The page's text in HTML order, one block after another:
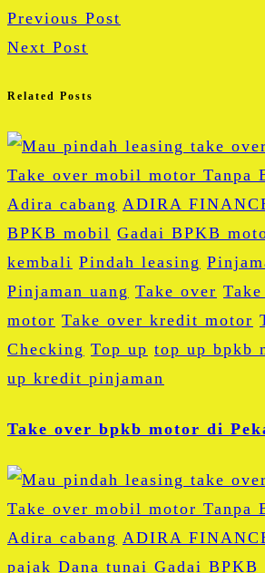
Previous Post
Next Post
Related Posts
Adira cabang ADIRA
BPKB mobil Gadai BPKB
kembali Pindah leasing
Pinjaman uang Take over
motor Take over kredit motor
Checking Top up top up bpkb
up kredit pinjaman
Take over bpkb motor di
Adira cabang ADIRA
pajak Dana tunai Gadai BPKB